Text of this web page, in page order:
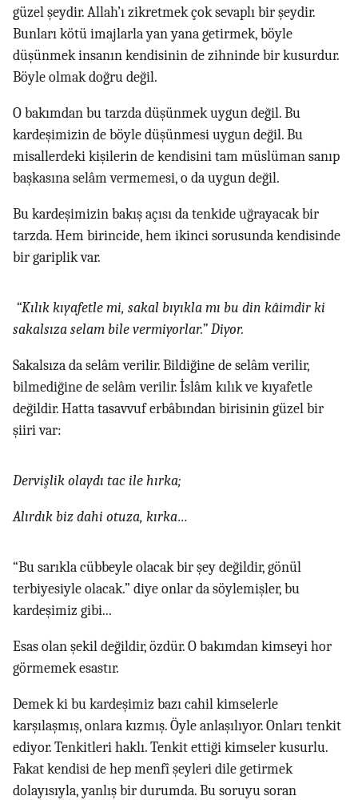
güzel şeydir. Allah’ı zikretmek çok sevaplı bir şeydir.
Bunları kötü imajlarla yan yana getirmek, böyle
düşünmek insanın kendisinin de zihninde bir kusurdur.
Böyle olmak doğru değil.
O bakımdan bu tarzda düşünmek uygun değil. Bu
kardeşimizin de böyle düşünmesi uygun değil. Bu
misallerdeki kişilerin de kendisini tam müslüman sanıp
başkasına selâm vermemesi, o da uygun değil.
Bu kardeşimizin bakış açısı da tenkide uğrayacak bir
tarzda. Hem birincide, hem ikinci sorusunda kendisinde
bir gariplik var.
“Kılık kıyafetle mi, sakal bıyıkla mı bu din kâimdir ki
sakalsıza selam bile vermiyorlar.” Diyor.
Sakalsıza da selâm verilir. Bildiğine de selâm verilir,
bilmediğine de selâm verilir. İslâm kılık ve kıyafetle
değildir. Hatta tasavvuf erbâbından birisinin güzel bir
şiiri var:
Dervişlik olaydı tac ile hırka;
Alırdık biz dahi otuza, kırka…
“Bu sarıkla cübbeyle olacak bir şey değildir, gönül
terbiyesiyle olacak.” diye onlar da söylemişler, bu
kardeşimiz gibi...
Esas olan şekil değildir, özdür. O bakımdan kimseyi hor
görmemek esastır.
Demek ki bu kardeşimiz bazı cahil kimselerle
karşılaşmış, onlara kızmış. Öyle anlaşılıyor. Onları tenkit
ediyor. Tenkitleri haklı. Tenkit ettiği kimseler kusurlu.
Fakat kendisi de hep menfî şeyleri dile getirmek
dolayısıyla, yanlış bir durumda. Bu soruyu soran